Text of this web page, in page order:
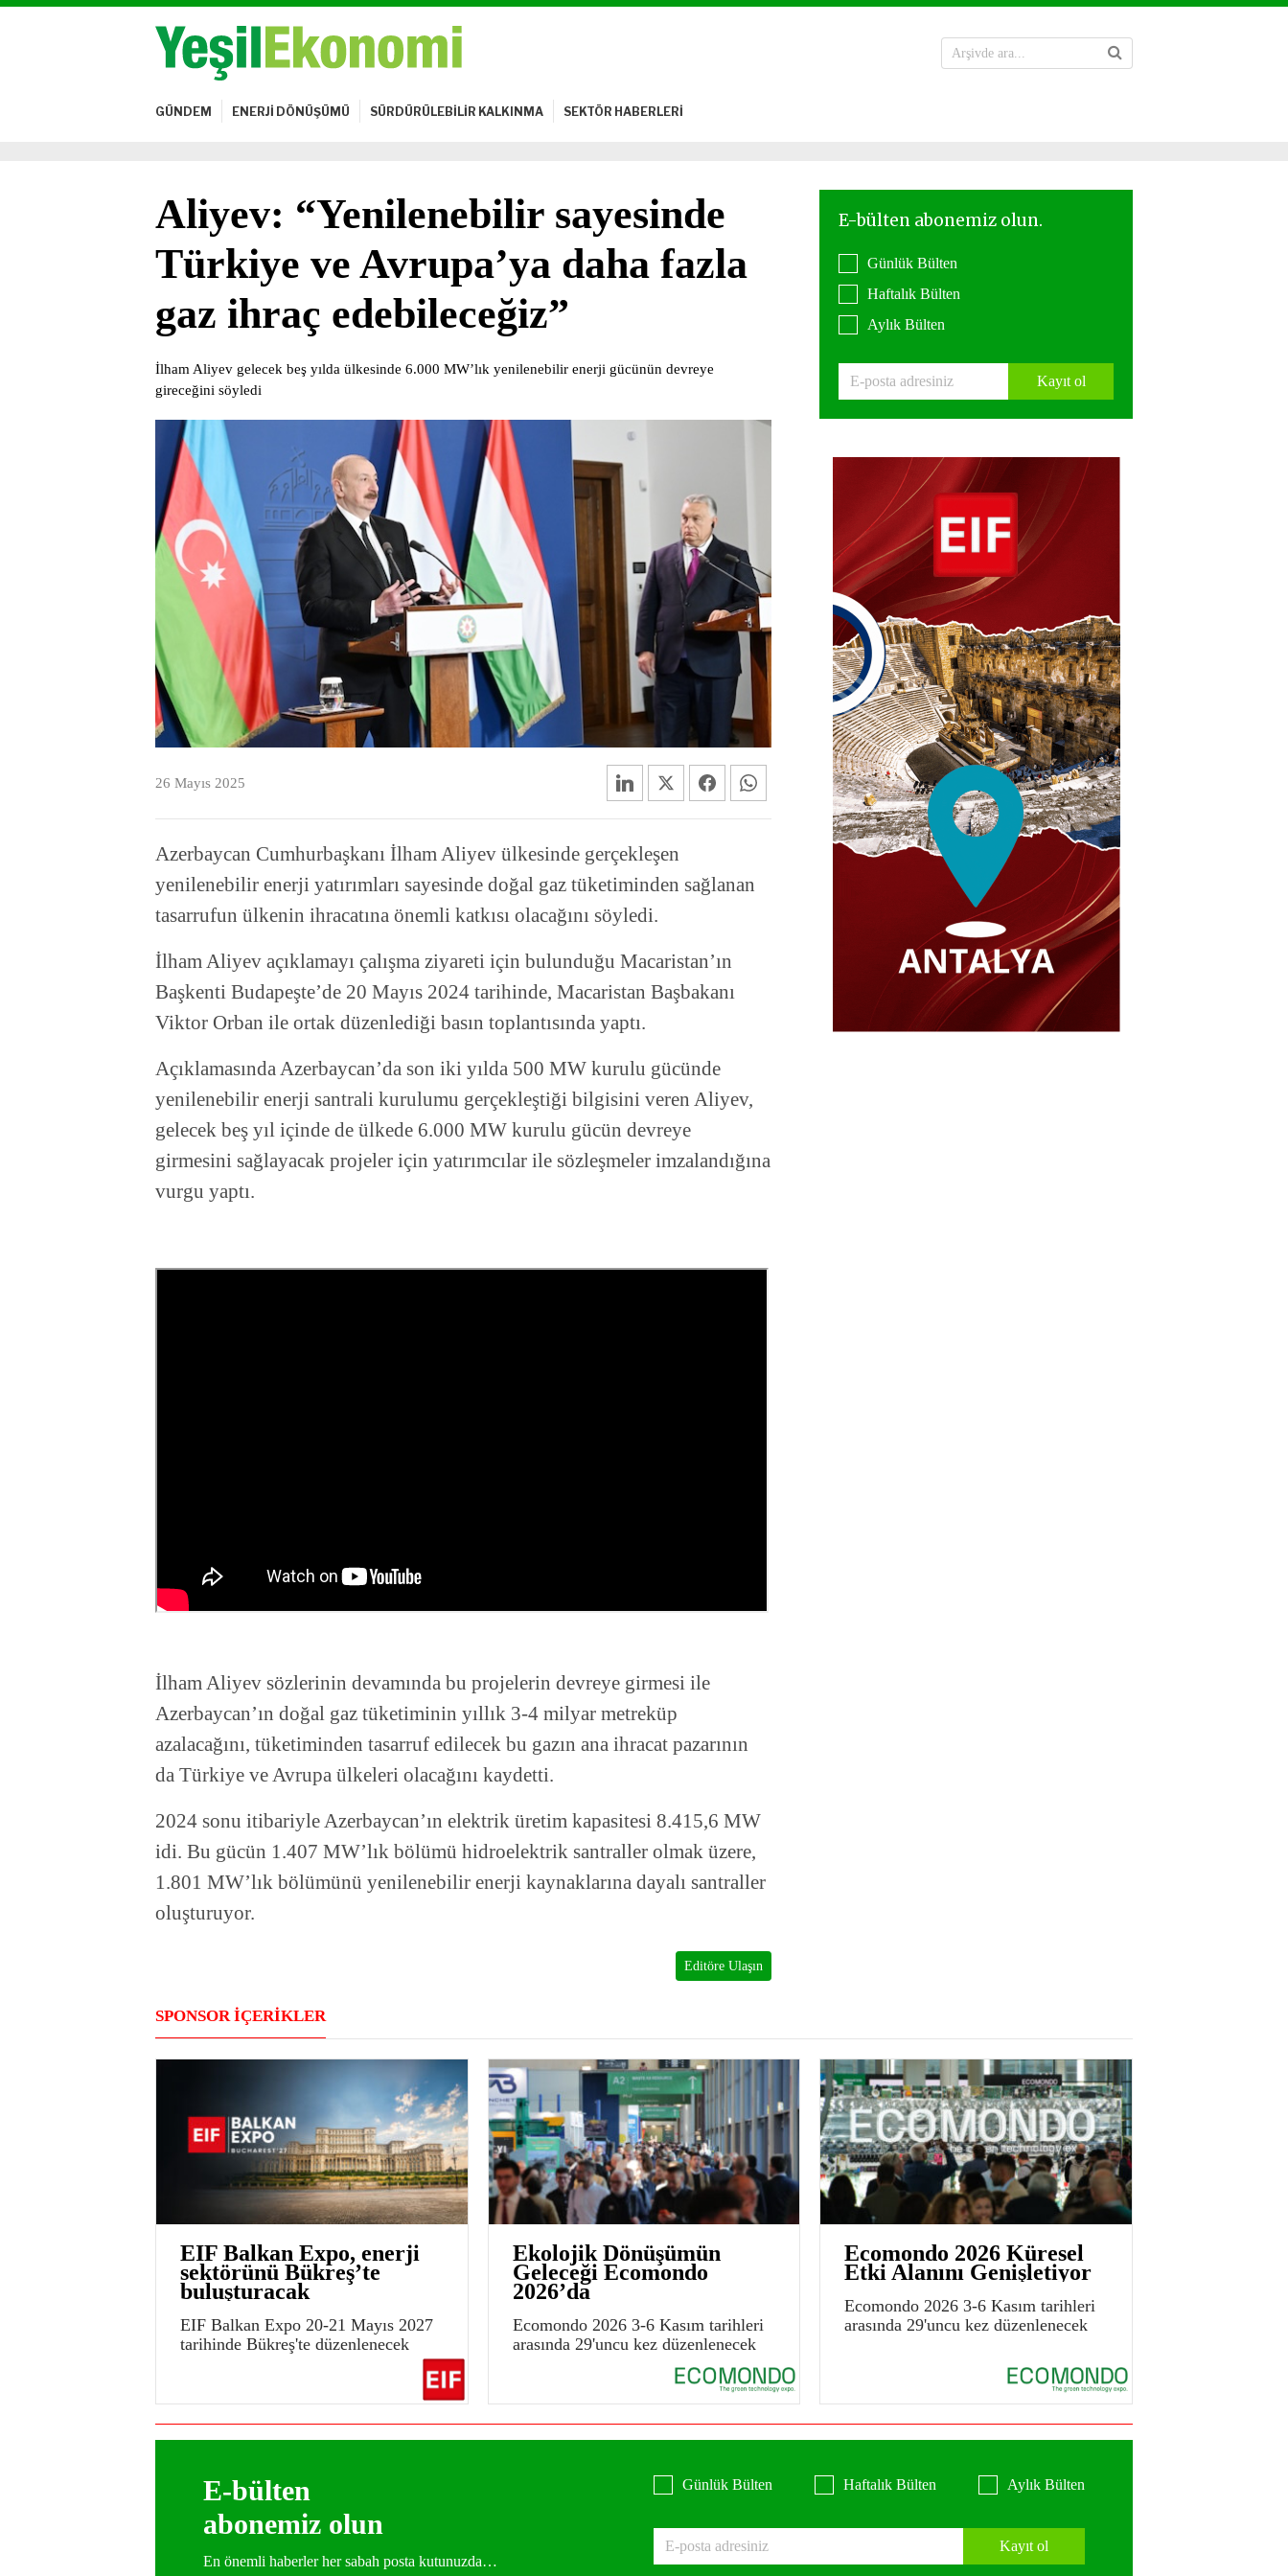
GÜNDEM ENERJİ DÖNÜŞÜMÜ SÜRDÜRÜLEBİLİR KALKINMA SEKTÖR HABERLERİ
Aliyev: “Yenilenebilir sayesinde
Türkiye ve Avrupa’ya daha fazla
gaz ihraç edebileceğiz”
İlham Aliyev gelecek beş yılda ülkesinde 6.000 MW’lık yenilenebilir enerji gücünün devreye
gireceğini söyledi
26 Mayıs 2025
Azerbaycan Cumhurbaşkanı İlham Aliyev ülkesinde gerçekleşen
yenilenebilir enerji yatırımları sayesinde doğal gaz tüketiminden sağlanan
tasarrufun ülkenin ihracatına önemli katkısı olacağını söyledi.
İlham Aliyev açıklamayı çalışma ziyareti için bulunduğu Macaristan’ın
Başkenti Budapeşte’de 20 Mayıs 2024 tarihinde, Macaristan Başbakanı
Viktor Orban ile ortak düzenlediği basın toplantısında yaptı.
Açıklamasında Azerbaycan’da son iki yılda 500 MW kurulu gücünde
yenilenebilir enerji santrali kurulumu gerçekleştiği bilgisini veren Aliyev,
gelecek beş yıl içinde de ülkede 6.000 MW kurulu gücün devreye
girmesini sağlayacak projeler için yatırımcılar ile sözleşmeler imzalandığına
vurgu yaptı.
İlham Aliyev sözlerinin devamında bu projelerin devreye girmesi ile
Azerbaycan’ın doğal gaz tüketiminin yıllık 3-4 milyar metreküp
azalacağını, tüketiminden tasarruf edilecek bu gazın ana ihracat pazarının
da Türkiye ve Avrupa ülkeleri olacağını kaydetti.
2024 sonu itibariyle Azerbaycan’ın elektrik üretim kapasitesi 8.415,6 MW
idi. Bu gücün 1.407 MW’lık bölümü hidroelektrik santraller olmak üzere,
1.801 MW’lık bölümünü yenilenebilir enerji kaynaklarına dayalı santraller
oluşturuyor.
Editöre Ulaşın
Günlük Bülten
Haftalık Bülten
Aylık Bülten
Kayıt ol
SPONSOR İÇERİKLER
EIF Balkan Expo, enerji
sektörünü Bükreş’te
buluşturacak
EIF Balkan Expo 20-21 Mayıs 2027
tarihinde Bükreş'te düzenlenecek
Ekolojik Dönüşümün
Geleceği Ecomondo
2026’da
Ecomondo 2026 3-6 Kasım tarihleri
arasında 29'uncu kez düzenlenecek
Ecomondo 2026 Küresel
Etki Alanını Genişletiyor
Ecomondo 2026 3-6 Kasım tarihleri
arasında 29'uncu kez düzenlenecek
E-bülten
abonemiz olun
En önemli haberler her sabah posta kutunuzda…
Günlük Bülten Haftalık Bülten Aylık Bülten
Kayıt ol